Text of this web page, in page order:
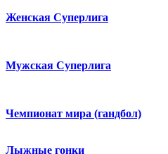
Женская Суперлига
Мужская Суперлига
Чемпионат мира (гандбол)
Лыжные гонки